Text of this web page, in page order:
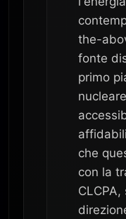
the-
fonte
primo
che
con la